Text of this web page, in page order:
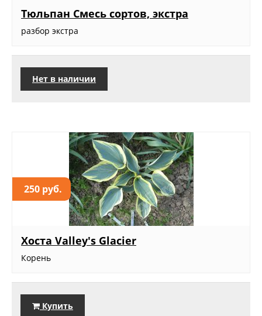
Тюльпан Смесь сортов, экстра
разбор экстра
Нет в наличии
250 руб.
Хоста Valley's Glacier
Корень
Купить